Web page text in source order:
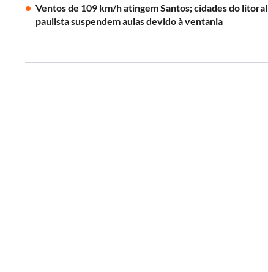
Ventos de 109 km/h atingem Santos; cidades do litoral
paulista suspendem aulas devido à ventania